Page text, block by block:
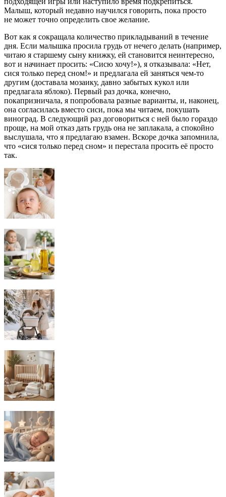
Малыш, который недавно научился говорить, пока просто
не может точно определить свое желание.
Вот как я сокращала количество прикладываний в течение
дня. Если малышка просила грудь от нечего делать (например,
читаю я старшему сыну книжку, ей становится неинтересно,
вот и начинает просить: «Сисю хочу!»), я отказывала: «Нет,
сися только перед сном!» и предлагала ей заняться чем-то
другим (доставала мозаику, давно забытых кукол или
предлагала яблоко). Первый раз дочка, конечно,
покапризничала, я попробовала разные варианты, и, наконец,
она согласилась вместо сиси, пока мы читаем, покушать
виноград. В следующий раз договориться с ней было гораздо
проще, на мой отказ дать грудь она не заплакала, а спокойно
выслушала, что я предлагаю взамен. Вскоре дочка запомнила,
что «сися только перед сном» и перестала просить её просто
так.